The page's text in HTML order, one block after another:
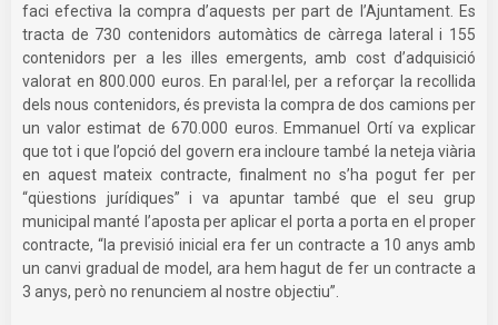
faci efectiva la compra d’aquests per part de l’Ajuntament. Es
tracta de 730 contenidors automàtics de càrrega lateral i 155
contenidors per a les illes emergents, amb cost d’adquisició
valorat en 800.000 euros. En paral·lel, per a reforçar la recollida
dels nous contenidors, és prevista la compra de dos camions per
un valor estimat de 670.000 euros. Emmanuel Ortí va explicar
que tot i que l’opció del govern era incloure també la neteja viària
en aquest mateix contracte, finalment no s’ha pogut fer per
“qüestions jurídiques” i va apuntar també que el seu grup
municipal manté l’aposta per aplicar el porta a porta en el proper
contracte, “la previsió inicial era fer un contracte a 10 anys amb
un canvi gradual de model, ara hem hagut de fer un contracte a
3 anys, però no renunciem al nostre objectiu”.